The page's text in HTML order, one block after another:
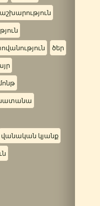
ծեր
վանական կյանք